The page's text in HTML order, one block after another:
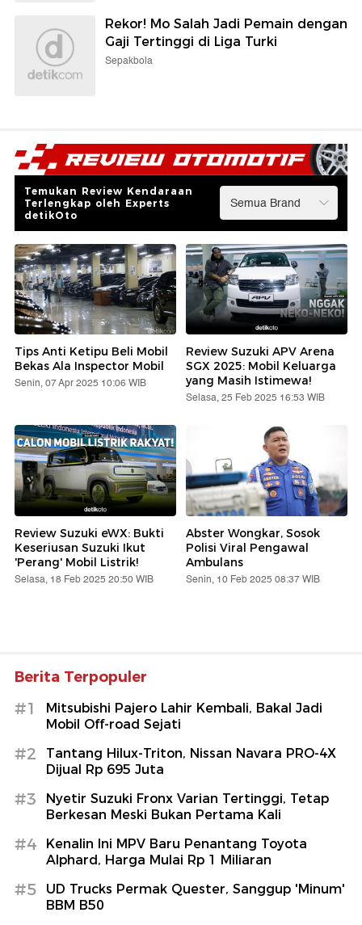
Rekor! Mo Salah Jadi Pemain dengan
Gaji Tertinggi di Liga Turki
Sepakbola
Temukan Review Kendaraan
Terlengkap oleh Experts
detikOto
Tips Anti Ketipu Beli Mobil
Bekas Ala Inspector Mobil
Senin, 07 Apr 2025 10:06 WIB
Review Suzuki APV Arena
SGX 2025: Mobil Keluarga
yang Masih Istimewa!
Selasa, 25 Feb 2025 16:53 WIB
Review Suzuki eWX: Bukti
Keseriusan Suzuki Ikut
'Perang' Mobil Listrik!
Selasa, 18 Feb 2025 20:50 WIB
Abster Wongkar, Sosok
Polisi Viral Pengawal
Ambulans
Senin, 10 Feb 2025 08:37 WIB
Berita Terpopuler
#1
Mitsubishi Pajero Lahir Kembali, Bakal Jadi
Mobil Off-road Sejati
#2
Tantang Hilux-Triton, Nissan Navara PRO-4X
Dijual Rp 695 Juta
#3
Nyetir Suzuki Fronx Varian Tertinggi, Tetap
Berkesan Meski Bukan Pertama Kali
#4
Kenalin Ini MPV Baru Penantang Toyota
Alphard, Harga Mulai Rp 1 Miliaran
#5
UD Trucks Permak Quester, Sanggup 'Minum'
BBM B50